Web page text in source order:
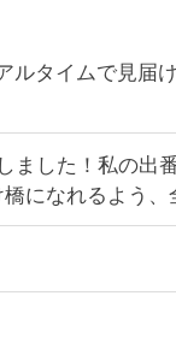
ルタイムで見届
ました！私の出
になれるよう、